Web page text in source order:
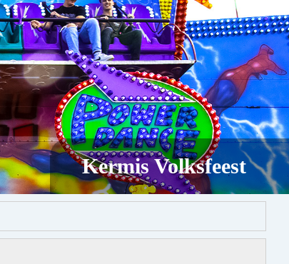
Kermis Volksfeest